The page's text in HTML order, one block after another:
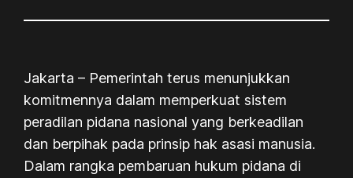
Jakarta – Pemerintah terus menunjukkan
komitmennya dalam memperkuat sistem
peradilan pidana nasional yang berkeadilan
dan berpihak pada prinsip hak asasi manusia.
Dalam rangka pembaruan hukum pidana di